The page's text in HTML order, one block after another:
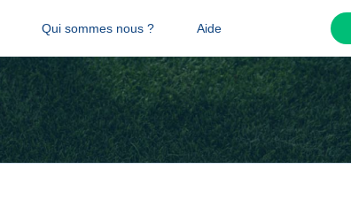
Qui sommes nous ? Aide